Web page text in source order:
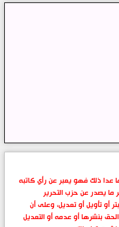
عدا ذلك فهو يعبر عن رأي كاتبه
ما يصدر عن حزب التحرير
أو تأويل أو تعديل، وعلى أن
بنشرها أو عدمه أو التعديل